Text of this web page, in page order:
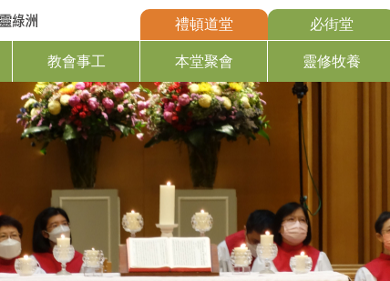
禮頓道堂 必街堂
教會事工 本堂聚會 靈修牧養